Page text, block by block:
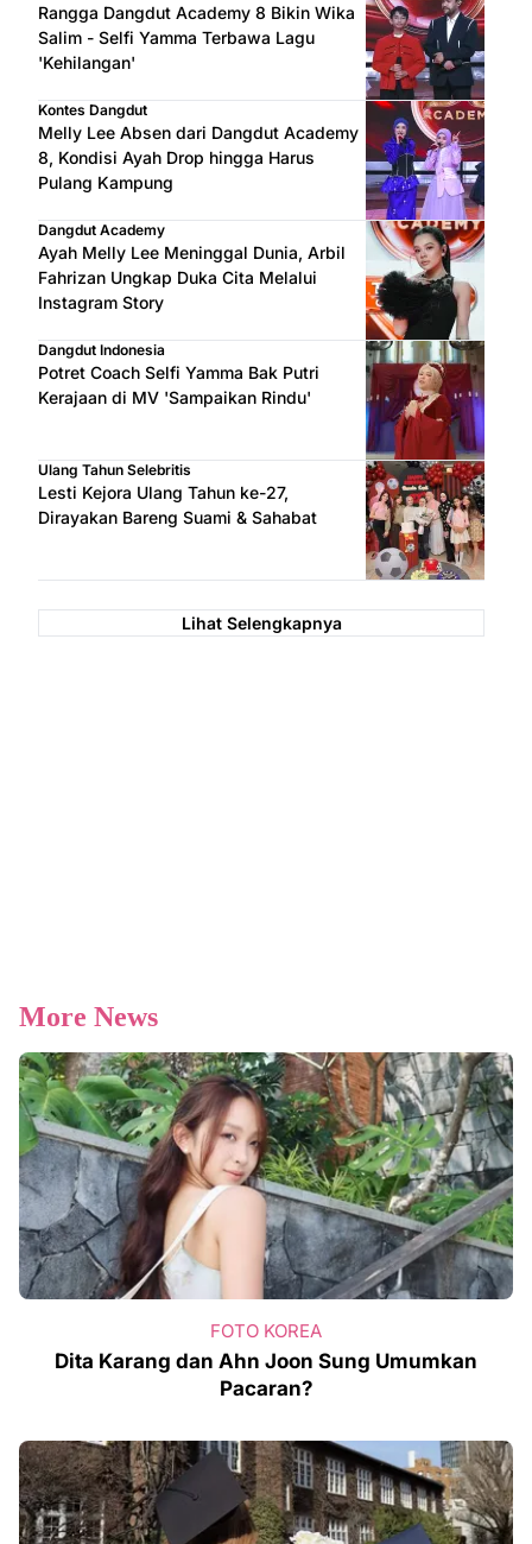
Rangga Dangdut Academy 8 Bikin Wika
Salim - Selfi Yamma Terbawa Lagu
'Kehilangan'
Kontes Dangdut
Melly Lee Absen dari Dangdut Academy
8, Kondisi Ayah Drop hingga Harus
Pulang Kampung
Dangdut Academy
Ayah Melly Lee Meninggal Dunia, Arbil
Fahrizan Ungkap Duka Cita Melalui
Instagram Story
Dangdut Indonesia
Potret Coach Selfi Yamma Bak Putri
Kerajaan di MV 'Sampaikan Rindu'
Ulang Tahun Selebritis
Lesti Kejora Ulang Tahun ke-27,
Dirayakan Bareng Suami & Sahabat
Lihat Selengkapnya
More News
FOTO KOREA
Dita Karang dan Ahn Joon Sung Umumkan
Pacaran?